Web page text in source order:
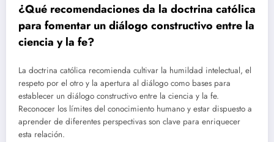
¿Qué recomendaciones da la doctrina católica
para fomentar un diálogo constructivo entre la
ciencia y la fe?
La doctrina católica recomienda cultivar la humildad intelectual, el
respeto por el otro y la apertura al diálogo como bases para
establecer un diálogo constructivo entre la ciencia y la fe.
Reconocer los límites del conocimiento humano y estar dispuesto a
aprender de diferentes perspectivas son clave para enriquecer
esta relación.